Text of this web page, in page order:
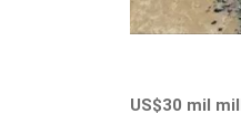
US$30 mil